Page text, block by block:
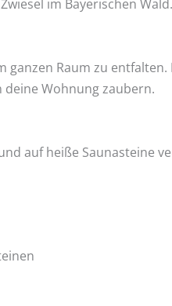
im Bayerischen Wald.
Raum zu entfalten.
Wohnung zaubern.
auf heiße Saunasteine